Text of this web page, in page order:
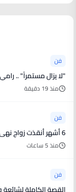
فن
"لا يزال مستمراً" .. رامي عياش يكشف تفاصيل خلافه مع فضل شاكر
منذ 19 دقيقة
فن
6 أشهر أنقذت زواج نهى نبيل .. مهلة تنتهي بالعودة
منذ 5 ساعات
فن